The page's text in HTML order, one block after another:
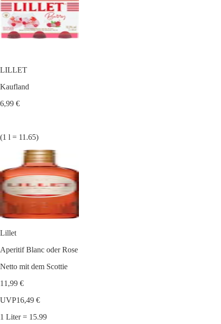
LILLET
Kaufland
6,99 €
(1 l = 11.65)
Lillet
Aperitif Blanc oder Rose
Netto mit dem Scottie
11,99 €
UVP16,49 €
1 Liter = 15.99